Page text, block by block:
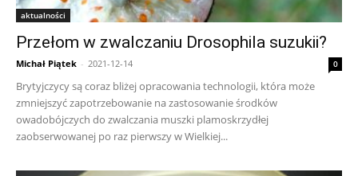
aktualności
Przełom w zwalczaniu Drosophila suzukii?
Michał Piątek - 2021-12-14 0
Brytyjczycy są coraz bliżej opracowania technologii, która może
zmniejszyć zapotrzebowanie na zastosowanie środków
owadobójczych do zwalczania muszki plamoskrzydłej
zaobserwowanej po raz pierwszy w Wielkiej...